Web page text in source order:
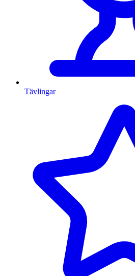
Tävlingar